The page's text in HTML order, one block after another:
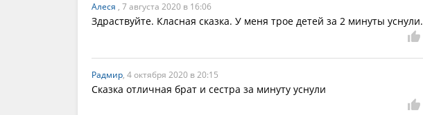
Алеся , 7 августа 2020 в 16:06
Здраствуйте. Класная сказка. У меня трое детей за 2 минуты уснули.
Радмир, 4 октября 2020 в 20:15
Сказка отличная брат и сестра за минуту уснули